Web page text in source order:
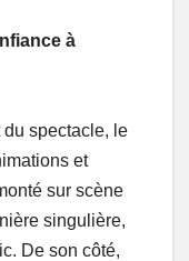
à
spectacle, le
et
sur scène
singulière,
De son côté,